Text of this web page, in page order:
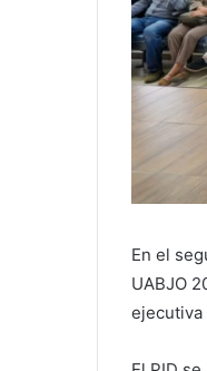
En el
UABJO
ejecutiva